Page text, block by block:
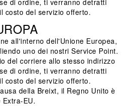
di ordine, ti verranno detratti
costo del servizio offerto.
all'interno dell'Unione Europea,
uno dei nostri Service Point.
del corriere allo stesso indirizzo
di ordine, ti verranno detratti
costo del servizio offerto.
della Breixt, il Regno Unito è
EU.